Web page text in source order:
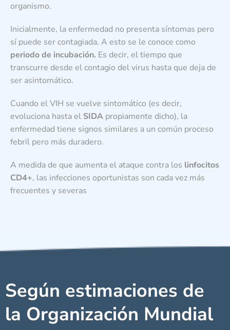
organismo.
Inicialmente, la enfermedad no presenta síntomas pero
sí puede ser contagiada. A esto se le conoce como
periodo de incubación. Es decir, el tiempo que
transcurre desde el contagio del virus hasta que deja de
ser asintomático.
Cuando el VIH se vuelve sintomático (es decir,
evoluciona hasta el SIDA propiamente dicho), la
enfermedad tiene signos similares a un común proceso
febril pero más duradero.
A medida de que aumenta el ataque contra los linfocitos
CD4+, las infecciones oportunistas son cada vez más
frecuentes y severas
Según estimaciones de
la Organización Mundial